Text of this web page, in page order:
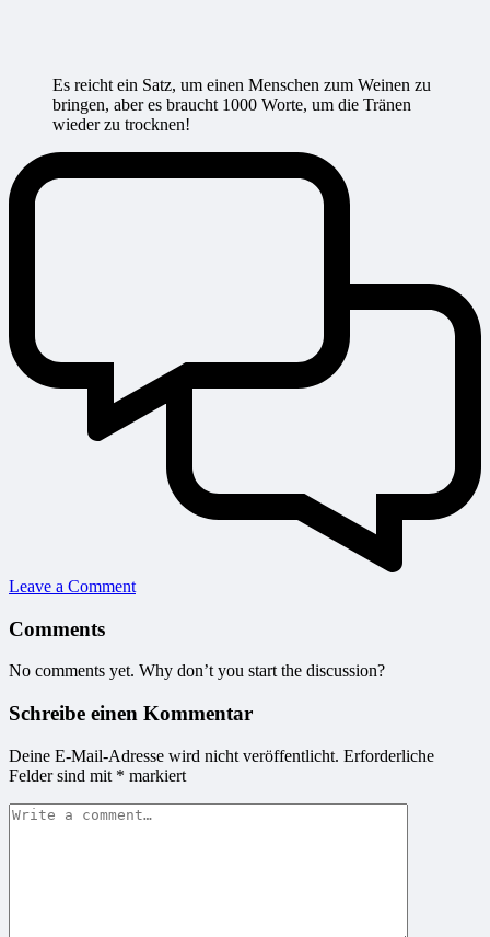
Es reicht ein Satz, um einen Menschen zum Weinen zu
bringen, aber es braucht 1000 Worte, um die Tränen
wieder zu trocknen!
Leave a Comment
Comments
No comments yet. Why don’t you start the discussion?
Schreibe einen Kommentar
Deine E-Mail-Adresse wird nicht veröffentlicht. Erforderliche
Felder sind mit * markiert